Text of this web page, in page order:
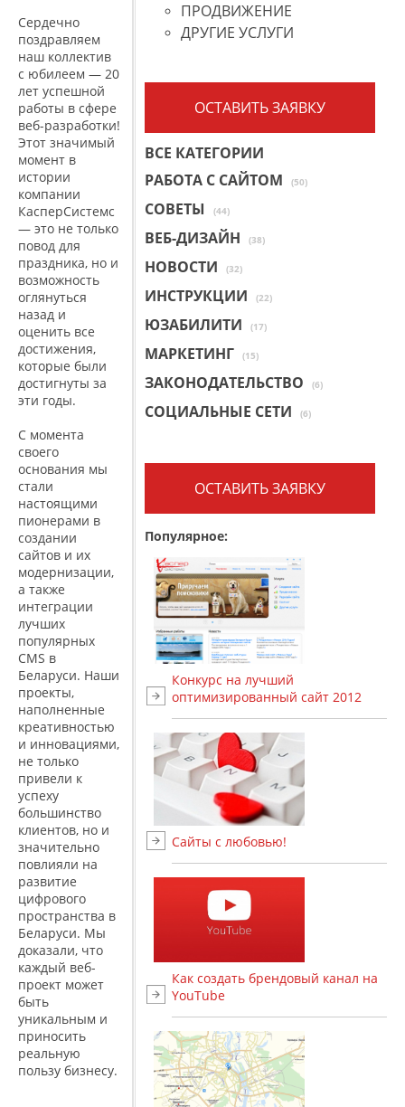
Сердечно
поздравляем
наш коллектив
с юбилеем — 20
лет успешной
работы в сфере
веб-разработки!
Этот значимый
момент в
истории
компании
КасперСистемс
— это не только
повод для
праздника, но и
возможность
оглянуться
назад и
оценить все
достижения,
которые были
достигнуты за
эти годы.
С момента
своего
основания мы
стали
настоящими
пионерами в
создании
сайтов и их
модернизации,
а также
интеграции
лучших
популярных
CMS в
Беларуси. Наши
проекты,
наполненные
креативностью
и инновациями,
не только
привели к
успеху
большинство
клиентов, но и
значительно
повлияли на
развитие
цифрового
пространства в
Беларуси. Мы
доказали, что
каждый веб-
проект может
быть
уникальным и
приносить
реальную
пользу бизнесу.
ПРОДВИЖЕНИЕ
ДРУГИЕ УСЛУГИ
ОСТАВИТЬ ЗАЯВКУ
ВСЕ КАТЕГОРИИ
РАБОТА С САЙТОМ
(50)
СОВЕТЫ (44)
ВЕБ-ДИЗАЙН (38)
НОВОСТИ (32)
ИНСТРУКЦИИ (22)
ЮЗАБИЛИТИ (17)
МАРКЕТИНГ (15)
ЗАКОНОДАТЕЛЬСТВО (6)
СОЦИАЛЬНЫЕ СЕТИ (6)
ОСТАВИТЬ ЗАЯВКУ
Популярное:
Конкурс на лучший
оптимизированный сайт 2012
Сайты с любовью!
Как создать брендовый канал на
YouTube